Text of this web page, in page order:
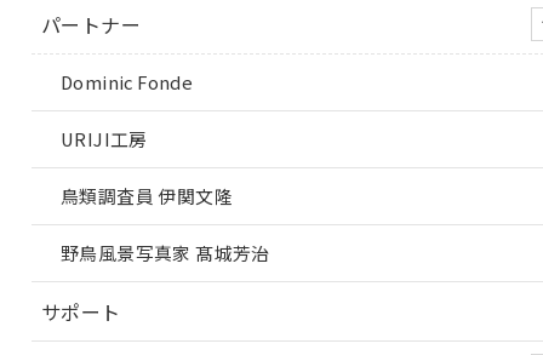
パートナー
Dominic Fonde
URIJI工房
鳥類調査員 伊関文隆
野鳥風景写真家 髙城芳治
サポート